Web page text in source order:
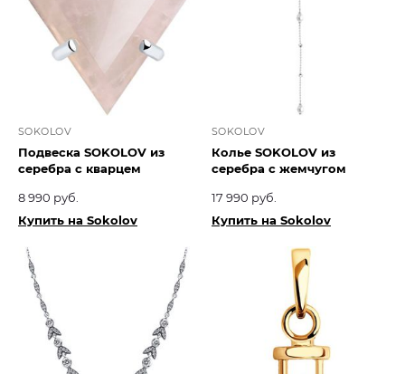
SOKOLOV
Подвеска SOKOLOV из
серебра с кварцем
8 990 руб.
Купить на Sokolov
SOKOLOV
Колье SOKOLOV из
серебра с жемчугом
17 990 руб.
Купить на Sokolov